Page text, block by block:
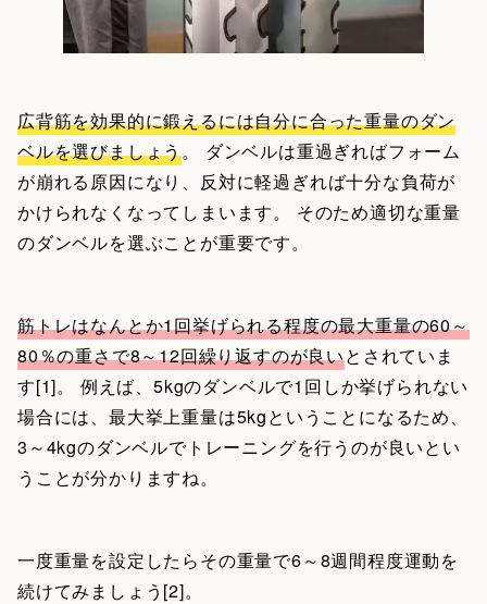
広背筋を効果的に鍛えるには自分に合った重量のダン
ベルを選びましょう。 ダンベルは重過ぎればフォーム
が崩れる原因になり、反対に軽過ぎれば十分な負荷が
かけられなくなってしまいます。 そのため適切な重量
のダンベルを選ぶことが重要です。
筋トレはなんとか1回挙げられる程度の最大重量の60～
80％の重さで8～12回繰り返すのが良いとされていま
す[1]。 例えば、5kgのダンベルで1回しか挙げられない
場合には、最大挙上重量は5kgということになるため、
3～4kgのダンベルでトレーニングを行うのが良いとい
うことが分かりますね。
一度重量を設定したらその重量で6～8週間程度運動を
続けてみましょう[2]。